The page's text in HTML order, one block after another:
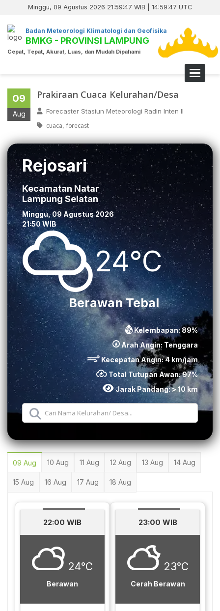
Minggu, 09 Agustus 2026 21:59:47 WIB | 14:59:47 UTC
Badan Meteorologi Klimatologi dan Geofisika
BMKG - PROVINSI LAMPUNG
Cepat, Tepat, Akurat, Luas, dan Mudah Dipahami
Toggle
09
Aug
Prakiraan Cuaca Kelurahan/Desa
Forecaster Stasiun Meteorologi Radin Inten II
cuaca, forecast
Rejosari
Kecamatan Natar
Lampung Selatan
Minggu, 09 Agustus 2026
21:50 WIB
24°C
Berawan Tebal
Kelembapan:89%
Arah Angin: Tenggara
Kecepatan Angin:4 km/jam
Total Tutupan Awan:97%
Jarak Pandang:> 10 km
09 Aug 10 Aug 11 Aug 12 Aug 13 Aug 14 Aug
15 Aug 16 Aug 17 Aug 18 Aug
22:00 WIB
24°C
Berawan
23:00 WIB
23°C
Cerah Berawan